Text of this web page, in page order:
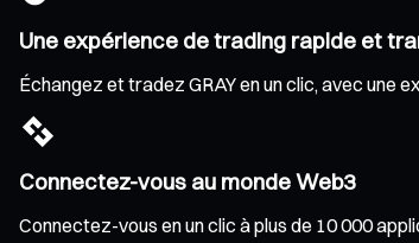
Une expérience de trading rapide et
Échangez et tradez GRAY en un clic, avec une
Connectez-vous au monde Web3
Connectez-vous en un clic à plus de 10 000